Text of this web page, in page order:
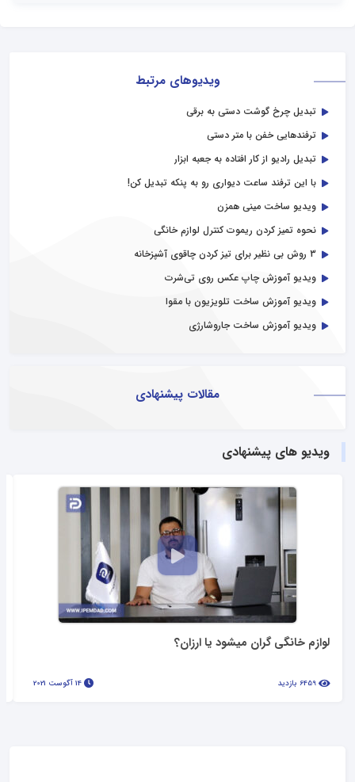
ویدیوهای مرتبط
تبدیل چرخ گوشت دستی به برقی
ترفندهایی خفن با متر دستی
تبدیل رادیو از کار افتاده به جعبه ابزار
با این ترفند ساعت دیواری رو به پنکه تبدیل کن!
ویدیو ساخت مینی همزن
نحوه تمیز کردن ریموت کنترل لوازم خانگی
3 روش بی نظیر برای تیز کردن چاقوی آشپزخانه
ویدیو آموزش چاپ عکس روی تی‌شرت
ویدیو آموزش ساخت تلویزیون با مقوا
ویدیو آموزش ساخت جاروشارژی
مقالات پیشنهادی
ویدیو های پیشنهادی
لوازم خانگی گران میشود یا ارزان؟